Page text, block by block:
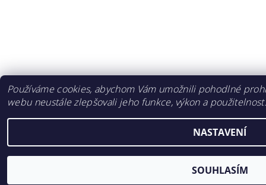
Používáme cookies, abychom Vám umožnili pohodlné
webu neustále zlepšovali jeho funkce, výkon a použitelnost.
NASTAVENÍ
SOUHLASÍM